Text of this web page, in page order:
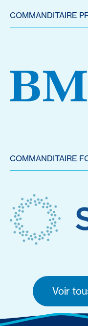
COMMANDITAIRE
COMMANDITAIRE
Voir